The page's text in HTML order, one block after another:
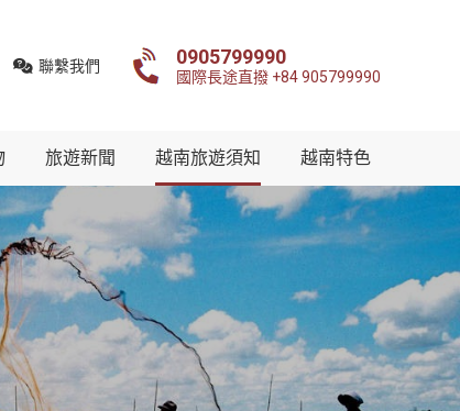
聯繫我們 0905799990
國際長途直撥 +84 905799990
旅遊新聞 越南旅遊須知 越南特色